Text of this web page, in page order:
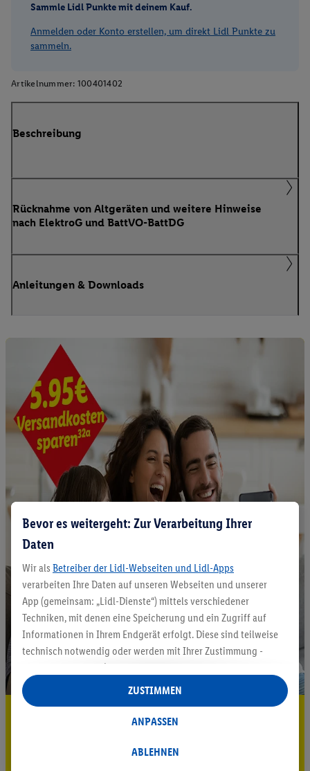
Sammle Lidl Punkte mit deinem Kauf.
Anmelden oder Konto erstellen, um direkt Lidl Punkte zu
sammeln.
Artikelnummer: 100401402
Beschreibung
Rücknahme von Altgeräten und weitere Hinweise
nach ElektroG und BattVO-BattDG
Anleitungen & Downloads
5.95 € Versand sparen³²ᵃ
Bevor es weitergeht: Zur Verarbeitung Ihrer
Daten
Wir als Betreiber der Lidl-Webseiten und Lidl-Apps
verarbeiten Ihre Daten auf unseren Webseiten und unserer
App (gemeinsam: „Lidl-Dienste“) mittels verschiedener
Techniken, mit denen eine Speicherung und ein Zugriff auf
Informationen in Ihrem Endgerät erfolgt. Diese sind teilweise
technisch notwendig oder werden mit Ihrer Zustimmung -
auch durch Partner (u.a.
Verantwortliche; im Zusammenhang mit dem IAB TCF
insgesamt
Statistik-Erstellung oder für personalisierte Werbung
Datenverarbeitungen für personalisierte Werbung werden
ABLEHNEN
ANPASSEN
ZUSTIMMEN